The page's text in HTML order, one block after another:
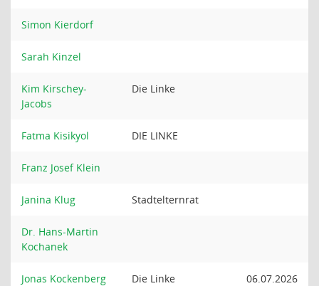
Simon Kierdorf
Sarah Kinzel
Kim Kirschey-
Jacobs
Die Linke
Fatma Kisikyol DIE LINKE
Franz Josef Klein
Janina Klug Stadtelternrat
Dr. Hans-Martin
Kochanek
Jonas Kockenberg Die Linke 06.07.2026